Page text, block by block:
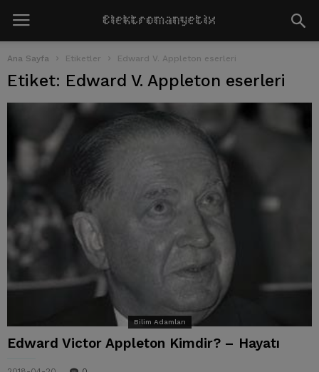
Ana Sayfa Etiketler Edward V. Appleton eserleri
Etiket: Edward V. Appleton eserleri
Bilim Adamları
Edward Victor Appleton Kimdir? – Hayatı